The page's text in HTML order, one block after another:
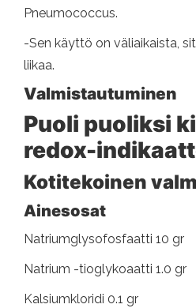
Pneumococcus.
-Sen käyttö on väliaikaista,
liikaa.
Valmistautuminen
Puoli puoliksi
redox-
Kotitekoinen
Ainesosat
Natriumglysofosfaatti 10 gr
Natrium -tioglykoaatti 1.0 gr
Kalsiumkloridi 0.1 gr